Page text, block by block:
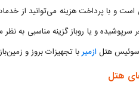
است و با پرداخت هزینه می‌توانید از
سرپوشیده و یا روباز گزینه مناسبی به
سوئیس هتلازمیربا تجهیزات بروز و
هتل